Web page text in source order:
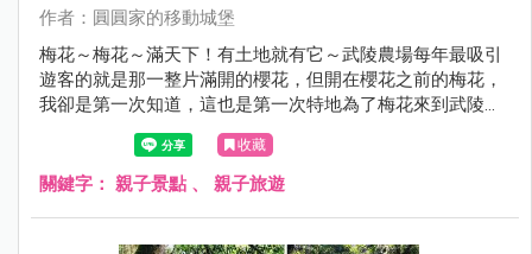
作者：圓圓家的移動城堡
梅花～梅花～滿天下！有土地就有它～​​​​​​​武陵農場每年最吸引
遊客的就是那一整片滿開的櫻花，但開在櫻花之前的梅花，
我卻是第一次知道，這也是第一次特地為了梅花來到武陵農
場，原來，梅花真的好香，空氣中那股自然的梅花飄香，聞
起來真的好舒服！
收藏
關鍵字： 親子景點 、 親子旅遊